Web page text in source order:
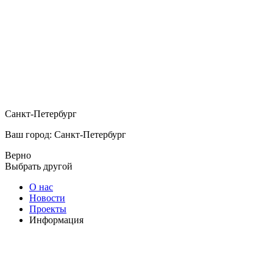
Санкт-Петербург
Ваш город: Санкт-Петербург
Верно
Выбрать другой
О нас
Новости
Проекты
Информация